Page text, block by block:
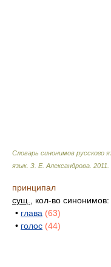
Словарь синонимов русского
язык. З. Е. Александрова 2011
принципал
сущ.
, кол-во
• глава (63)
• голос (44)